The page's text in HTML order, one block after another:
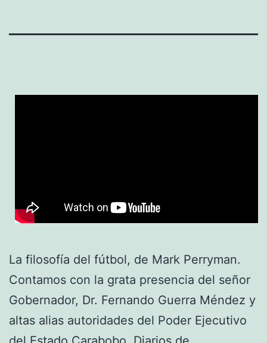
La filosofía del fútbol, de Mark Perryman.
Contamos con la grata presencia del señor
Gobernador, Dr. Fernando Guerra Méndez y
altas alias autoridades del Poder Ejecutivo